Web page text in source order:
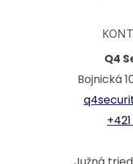
Q4
Bojnická